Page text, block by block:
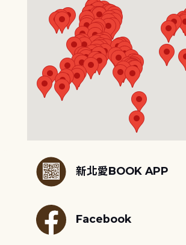
新北愛BOOK APP
Facebook